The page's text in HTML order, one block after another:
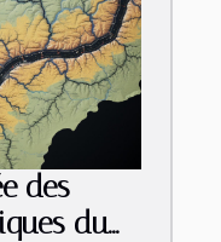
des
du